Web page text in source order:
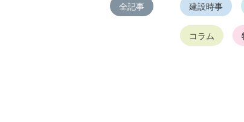
全記事 建設時事
コラム